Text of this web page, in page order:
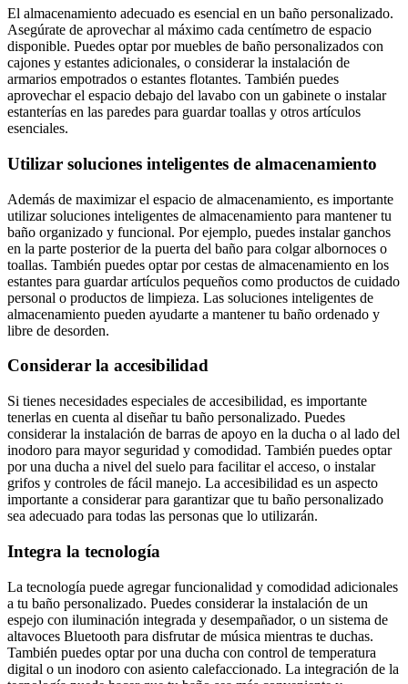
El almacenamiento adecuado es esencial en un baño personalizado.
Asegúrate de aprovechar al máximo cada centímetro de espacio
disponible. Puedes optar por muebles de baño personalizados con
cajones y estantes adicionales, o considerar la instalación de
armarios empotrados o estantes flotantes. También puedes
aprovechar el espacio debajo del lavabo con un gabinete o instalar
estanterías en las paredes para guardar toallas y otros artículos
esenciales.
Utilizar soluciones inteligentes de almacenamiento
Además de maximizar el espacio de almacenamiento, es importante
utilizar soluciones inteligentes de almacenamiento para mantener tu
baño organizado y funcional. Por ejemplo, puedes instalar ganchos
en la parte posterior de la puerta del baño para colgar albornoces o
toallas. También puedes optar por cestas de almacenamiento en los
estantes para guardar artículos pequeños como productos de cuidado
personal o productos de limpieza. Las soluciones inteligentes de
almacenamiento pueden ayudarte a mantener tu baño ordenado y
libre de desorden.
Considerar la accesibilidad
Si tienes necesidades especiales de accesibilidad, es importante
tenerlas en cuenta al diseñar tu baño personalizado. Puedes
considerar la instalación de barras de apoyo en la ducha o al lado del
inodoro para mayor seguridad y comodidad. También puedes optar
por una ducha a nivel del suelo para facilitar el acceso, o instalar
grifos y controles de fácil manejo. La accesibilidad es un aspecto
importante a considerar para garantizar que tu baño personalizado
sea adecuado para todas las personas que lo utilizarán.
Integra la tecnología
La tecnología puede agregar funcionalidad y comodidad adicionales
a tu baño personalizado. Puedes considerar la instalación de un
espejo con iluminación integrada y desempañador, o un sistema de
altavoces Bluetooth para disfrutar de música mientras te duchas.
También puedes optar por una ducha con control de temperatura
digital o un inodoro con asiento calefaccionado. La integración de la